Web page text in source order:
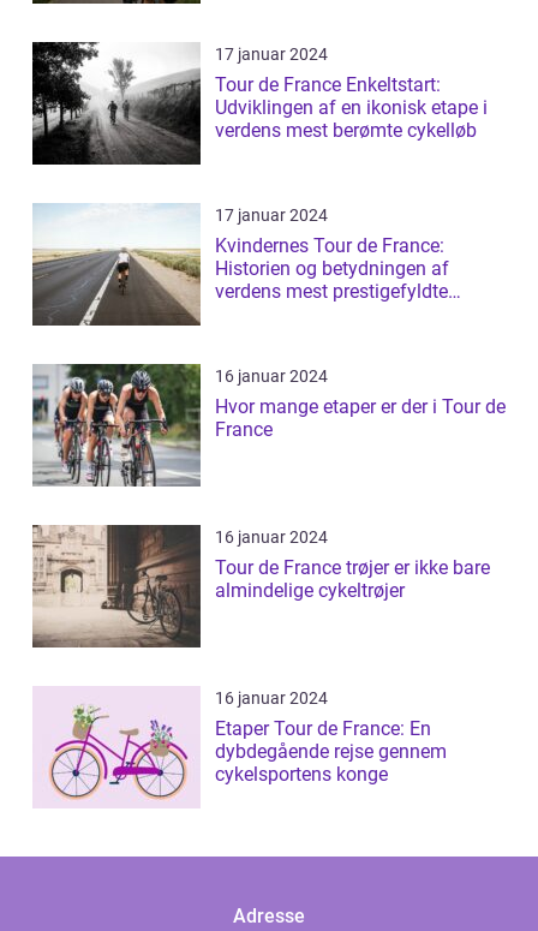
17 januar 2024
Tour de France Enkeltstart:
Udviklingen af en ikonisk etape i
verdens mest berømte cykelløb
17 januar 2024
Kvindernes Tour de France:
Historien og betydningen af
verdens mest prestigefyldte
16 januar 2024
Hvor mange etaper er der i Tour de
France
16 januar 2024
Tour de France trøjer er ikke bare
almindelige cykeltrøjer
16 januar 2024
Etaper Tour de France: En
dybdegående rejse gennem
cykelsportens konge
Adresse